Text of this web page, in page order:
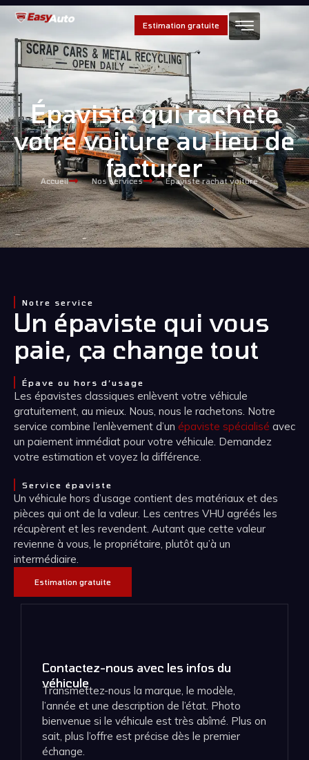
Estimation gratuite
Épaviste qui rachète
votre voiture au lieu de
facturer
Accueil Nos services Épaviste rachat voiture
Notre service
Un épaviste qui vous
paie, ça change tout
Épave ou hors d’usage
Les épavistes classiques enlèvent votre véhicule
gratuitement, au mieux. Nous, nous le rachetons. Notre
service combine l’enlèvement d’un épaviste spécialisé avec
un paiement immédiat pour votre véhicule. Demandez
votre estimation et voyez la différence.
Service épaviste
Un véhicule hors d’usage contient des matériaux et des
pièces qui ont de la valeur. Les centres VHU agréés les
récupèrent et les revendent. Autant que cette valeur
revienne à vous, le propriétaire, plutôt qu’à un
intermédiaire.
Estimation gratuite
Contactez-nous avec les infos du
véhicule
Transmettez-nous la marque, le modèle,
l’année et une description de l’état. Photo
bienvenue si le véhicule est très abîmé. Plus on
sait, plus l’offre est précise dès le premier
échange.